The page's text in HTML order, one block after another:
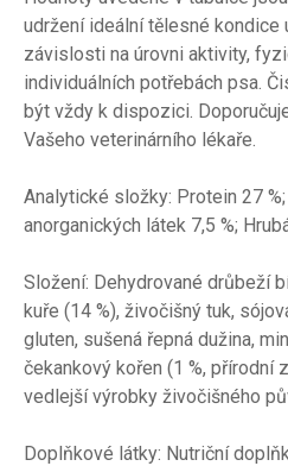
udržení ideální tělesné kondice
závislosti na úrovni aktivity,
individuálních potřebách psa.
být vždy k dispozici.
Vašeho veterinárního lékaře.
Analytické složky: Protein 27
anorganických látek 7,5 %;
Složení: Dehydrované drůbeží
kuře (14 %), živočišný tuk,
gluten, sušená řepná dužina,
čekankový kořen (1 %, přírodní
vedlejší výrobky živočišného
Doplňkové látky: Nutriční